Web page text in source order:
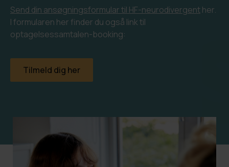
Send din ansøgningsformular til HF-neurodivergenther.
I formularen her finder du også link til
optagelsessamtalen-booking:
Tilmeld dig her